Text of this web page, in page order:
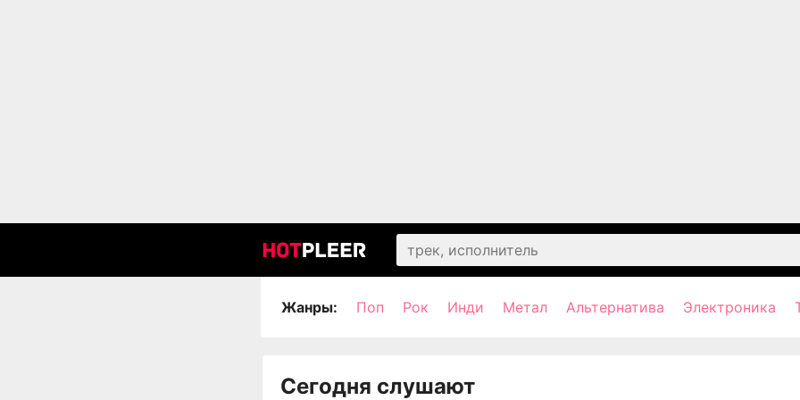
Жанры: Поп Рок Инди Метал Альтернатива Электроника
Сегодня слушают